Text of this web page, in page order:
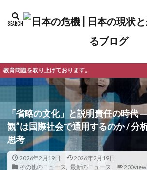
ます。
「省略の文化」と説明責任の時代
観”は国際社会で通用するのか / 分
思考
2026年2月19日
2026年2月19日
その他のニュース
最新のニュース 200view